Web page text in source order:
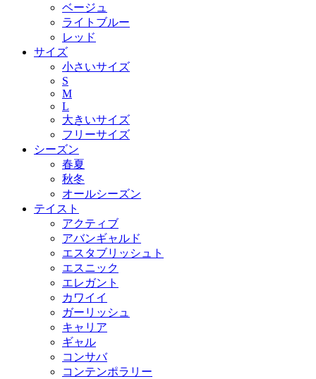
ベージュ
ライトブルー
レッド
サイズ
小さいサイズ
S
M
L
大きいサイズ
フリーサイズ
シーズン
春夏
秋冬
オールシーズン
テイスト
アクティブ
アバンギャルド
エスタブリッシュト
エスニック
エレガント
カワイイ
ガーリッシュ
キャリア
ギャル
コンサバ
コンテンポラリー